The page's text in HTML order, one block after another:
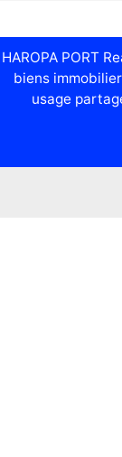
HAROPA PORT
biens
usage